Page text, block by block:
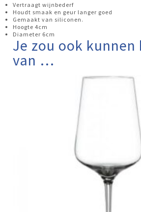
Vertraagt wijnbederf
Houdt smaak en geur langer goed
Gemaakt van siliconen.
Hoogte 4cm
Diameter 6cm
Je zou ook kunnen
van …